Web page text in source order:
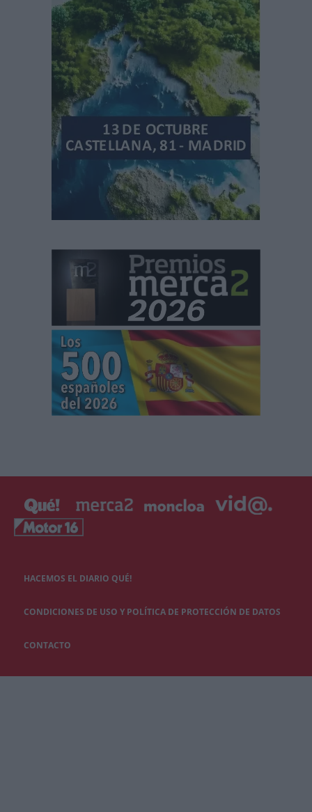
HACEMOS EL DIARIO QUÉ!
CONDICIONES DE USO Y POLÍTICA DE PROTECCIÓN DE DATOS
CONTACTO